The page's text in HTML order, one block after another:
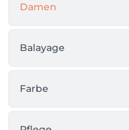
Damen
Balayage
Farbe